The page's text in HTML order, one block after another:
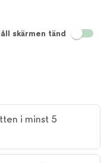
skärmen tänd
i minst 5